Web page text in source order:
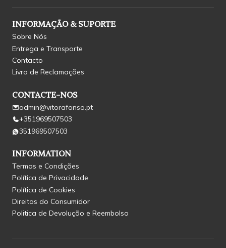
INFORMAÇÃO & SUPORTE
Sobre Nós
Entrega e Transporte
Contacto
Livro de Reclamações
CONTACTE-NOS
admin@vitorafonso.pt
+351969507503
351969507503
INFORMATION
Termos e Condições
Política de Privacidade
Política de Cookies
Direitos do Consumidor
Politica de Devolução e Reembolso